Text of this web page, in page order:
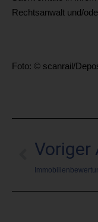
Rechtsanwalt und/
Foto: © scanrail/